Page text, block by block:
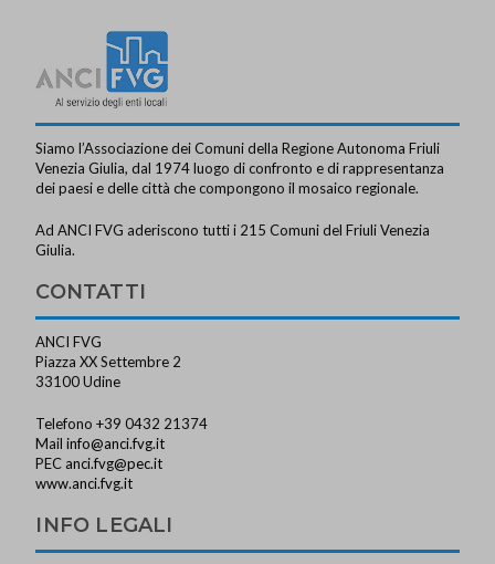
Siamo l’Associazione dei Comuni della Regione Autonoma Friuli
Venezia Giulia, dal 1974 luogo di confronto e di rappresentanza
dei paesi e delle città che compongono il mosaico regionale.
Ad ANCI FVG aderiscono tutti i 215 Comuni del Friuli Venezia
Giulia.
CONTATTI
ANCI FVG
Piazza XX Settembre 2
33100 Udine
Telefono +39 0432 21374
Mailinfo@anci.fvg.it
PEC anci.fvg@pec.it
www.anci.fvg.it
INFO LEGALI